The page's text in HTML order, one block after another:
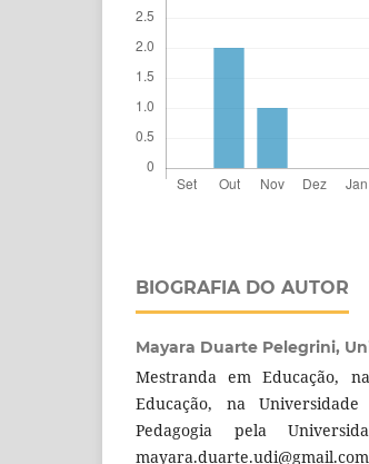
BIOGRAFIA DO AUTOR
Mayara Duarte Pelegrini,
Mestranda em Educação,
Educação, na
Pedagogia pela